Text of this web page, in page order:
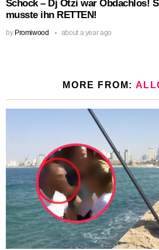
Schock – Dj Ötzi war Obdachlos!
musste ihn RETTEN!
by Promiwood about a year ago
MORE FROM: